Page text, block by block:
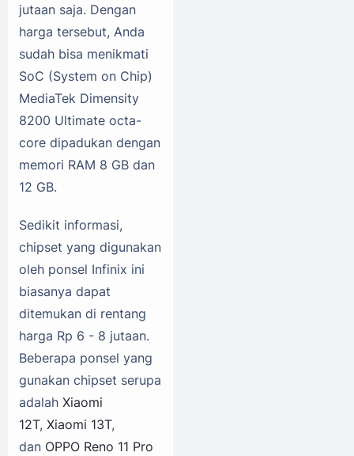
jutaan saja. Dengan
harga tersebut, Anda
sudah bisa menikmati
SoC (System on Chip)
MediaTek Dimensity
8200 Ultimate octa-
core dipadukan dengan
memori RAM 8 GB dan
12 GB.
Sedikit informasi,
chipset yang digunakan
oleh ponsel Infinix ini
biasanya dapat
ditemukan di rentang
harga Rp 6 - 8 jutaan.
Beberapa ponsel yang
gunakan chipset serupa
adalah Xiaomi
12T, Xiaomi 13T,
dan OPPO Reno 11 Pro